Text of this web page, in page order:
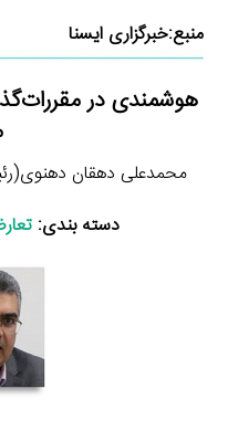
منبع:خبرگزاری ایسنا
هوشمندی در
محمدعلی دهقان دهنوی(رئیس
دسته بندی: